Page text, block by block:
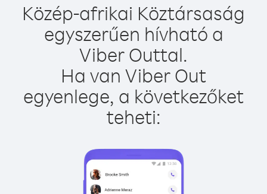
Közép-afrikai Köztársaság
egyszerűen hívható a
Viber Outtal.
Ha van Viber Out
egyenlege, a következőket
teheti: